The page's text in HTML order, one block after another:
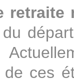
retraite
ces